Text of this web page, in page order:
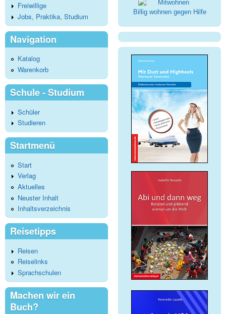
Freiwillige
Jobs, Praktika, Studium
Navigation
Katalog
Warenkorb
Schule - Studium
Schüler
Studieren
Startmenü
Start
Verlag
Aktuelles
Neuster Inhalt
Inhaltsverzeichnis
Reisetipps
Reisen
Reiselinks
Sprachschulen
Machen wir ein
Buch?
Billig wohnen gegen Hilfe